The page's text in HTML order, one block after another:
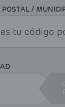
POSTAL /